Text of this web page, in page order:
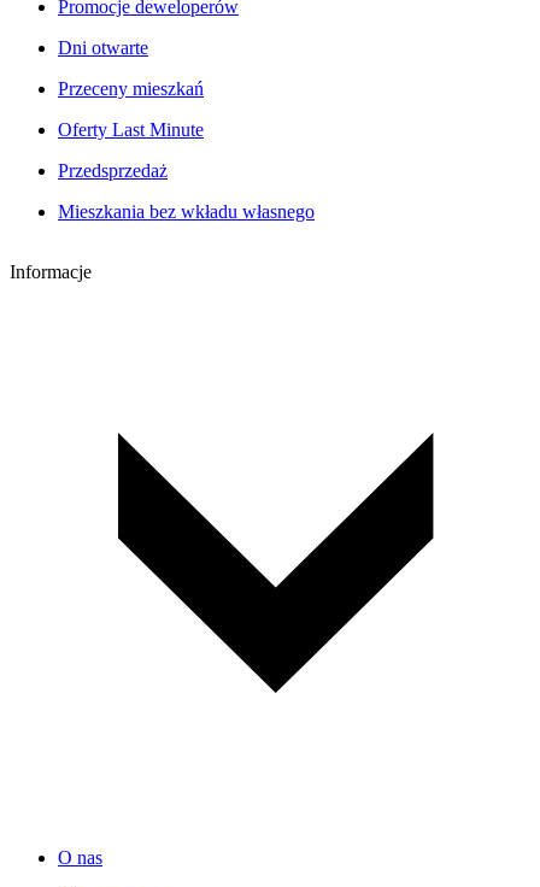
Promocje deweloperów
Dni otwarte
Przeceny mieszkań
Oferty Last Minute
Przedsprzedaż
Mieszkania bez wkładu własnego
Informacje
O nas